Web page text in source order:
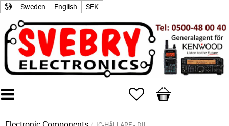
Sweden English SEK
Favorites
Basket